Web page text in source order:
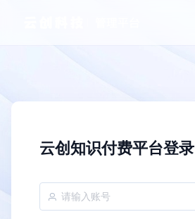
云创知识付费平台登录